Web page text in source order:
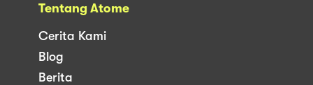
Tentang Atome
Cerita Kami
Blog
Berita